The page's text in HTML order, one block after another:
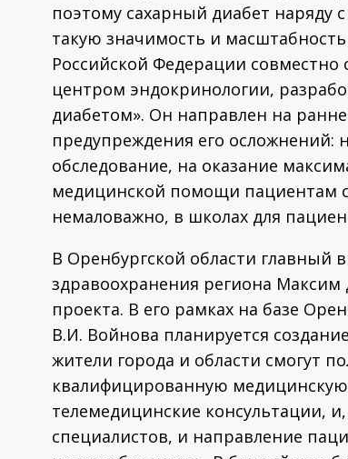
поэтому сахарный диабет наряду
такую значимость и
Российской Федерации
центром эндокринологии,
диабетом». Он направлен на
предупреждения его осложнений:
обследование, на оказание
медицинской помощи пациентам
немаловажно, в школах для
В Оренбургской области главный
здравоохранения региона
проекта. В его рамках на базе
В.И. Войнова планируется
жители города и области смогут
квалифицированную
телемедицинские консультации,
специалистов, и направление